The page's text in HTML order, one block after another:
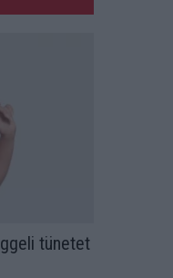
tünetet